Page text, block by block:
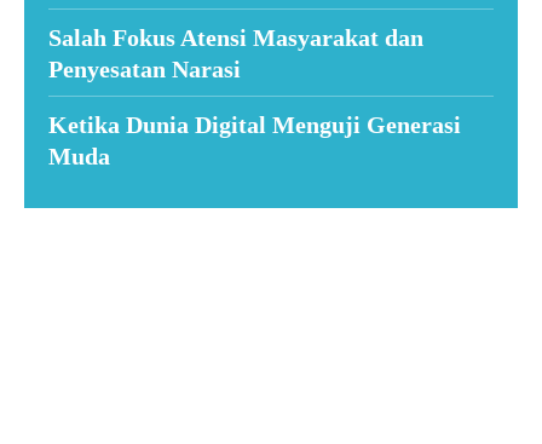
Salah Fokus Atensi Masyarakat dan
Penyesatan Narasi
Ketika Dunia Digital Menguji Generasi
Muda